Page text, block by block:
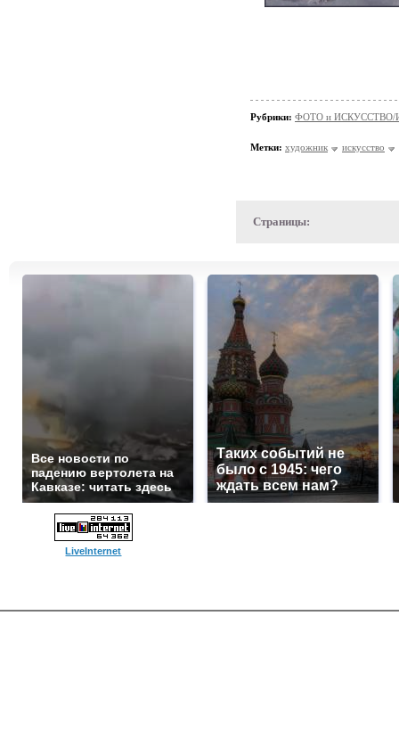
Рубрики: ФОТО и ИСКУССТВО/
Метки: художник искусство
Страницы:
Все новости по
падению вертолета на
Кавказе: читать здесь
Таких событий не
было с 1945: чего
ждать всем нам?
LiveInternet